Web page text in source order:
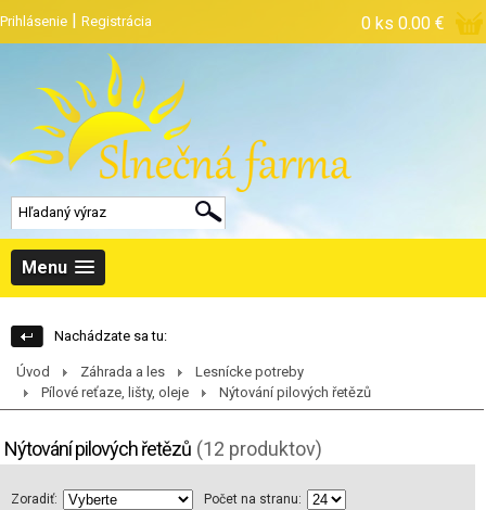
Prihlásenie | Registrácia 0 ks 0.00 €
Menu
Nachádzate sa tu:
Úvod Záhrada a les
Lesnícke potreby
Pílové reťaze, lišty, oleje
Nýtování pilových řetězů
Nýtování pilových řetězů (12 produktov)
Zoradiť: Počet na stranu: